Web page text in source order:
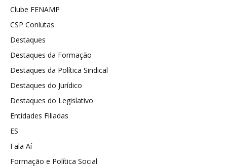
Clube FENAMP
CSP Conlutas
Destaques
Destaques da Formação
Destaques da Política Sindical
Destaques do Jurídico
Destaques do Legislativo
Entidades Filiadas
ES
Fala Aí
Formação e Política Social